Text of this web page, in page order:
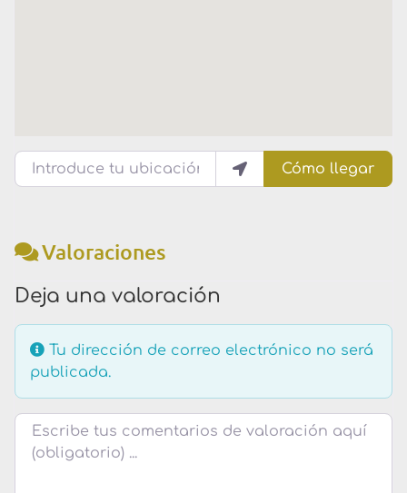
Introduce tu ubicación
Cómo llegar
Valoraciones
Deja una valoración
Tu dirección de correo electrónico no será
publicada.
Texto de la reseña